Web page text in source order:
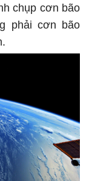
chụp cơn bão
phải cơn bão